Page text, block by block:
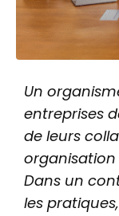
Un
entreprises
de leurs
Dans un
les